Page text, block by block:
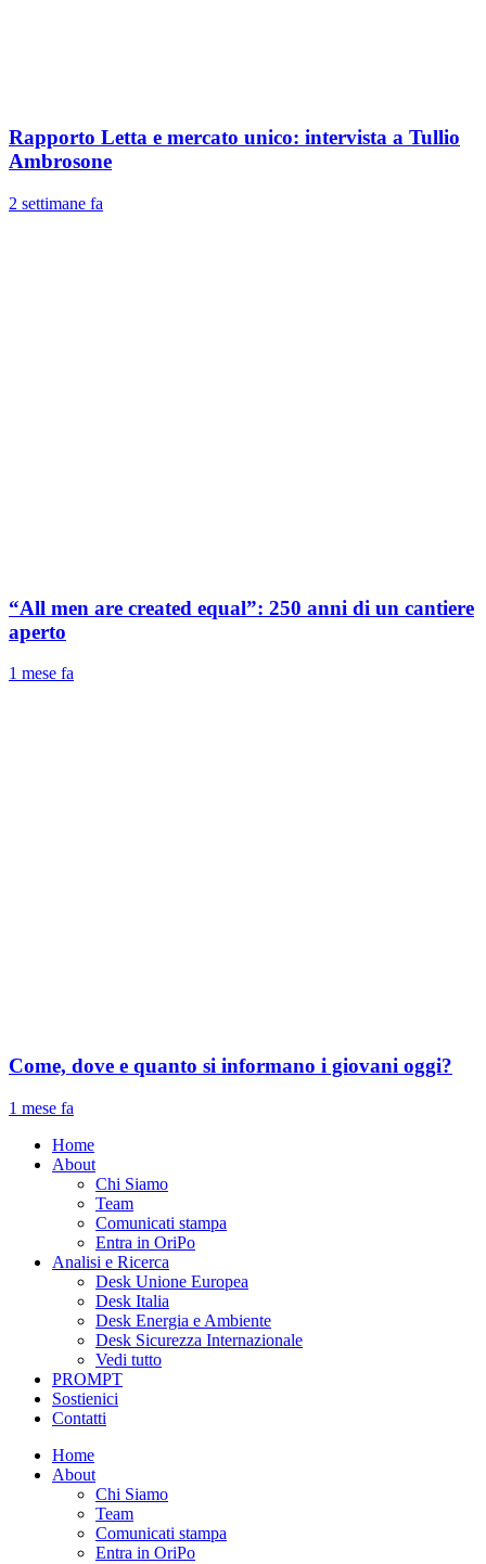
Rapporto Letta e mercato unico: intervista a Tullio
Ambrosone
2 settimane fa
“All men are created equal”: 250 anni di un cantiere
aperto
1 mese fa
Come, dove e quanto si informano i giovani oggi?
1 mese fa
Home
About
Chi Siamo
Team
Comunicati stampa
Entra in OriPo
Analisi e Ricerca
Desk Unione Europea
Desk Italia
Desk Energia e Ambiente
Desk Sicurezza Internazionale
Vedi tutto
PROMPT
Sostienici
Contatti
Home
About
Chi Siamo
Team
Comunicati stampa
Entra in OriPo